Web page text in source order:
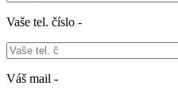
Vaše tel. číslo -
Váš mail -